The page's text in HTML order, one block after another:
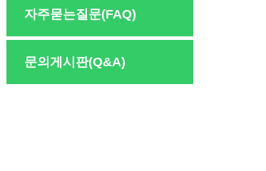
자주묻는질문(FAQ)
문의게시판(Q&A)